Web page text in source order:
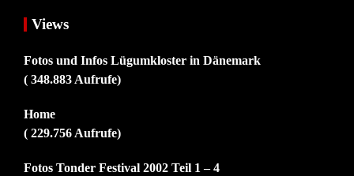
Views
Fotos und Infos Lügumkloster in Dänemark
( 348.883 Aufrufe)
Home
( 229.756 Aufrufe)
Fotos Tonder Festival 2002 Teil 1 – 4